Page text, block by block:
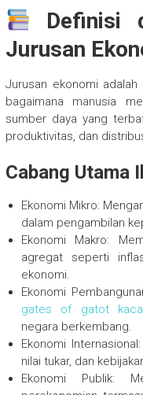
Definisi
Jurusan
Jurusan ekonomi
bagaimana manusia
sumber daya yang
produktivitas, dan
Cabang Utama
Ekonomi Mikro:
dalam pengambilan
Ekonomi Makro:
agregat seperti
ekonomi.
Ekonomi
gates of gatot kaca
negara berkembang.
Ekonomi
nilai tukar, dan
Ekonomi Publik: